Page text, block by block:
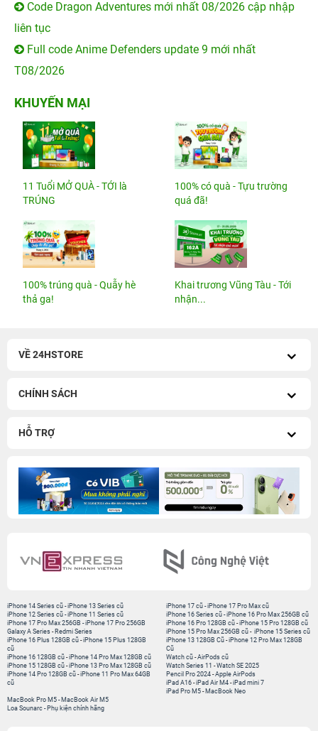
Code Dragon Adventures mới nhất 08/2026 cập nhập
liên tục
Full code Anime Defenders update 9 mới nhất
T08/2026
KHUYẾN MẠI
11 Tuổi MỞ QUÀ - TỚI là
TRÚNG
100% có quà - Tựu trường
quá đã!
100% trúng quà - Quẫy hè
thả ga!
Khai trương Vũng Tàu - Tới
nhận...
VỀ 24HSTORE
CHÍNH SÁCH
HỖ TRỢ
iPhone 14 Series cũ -iPhone 13 Series cũ
iPhone 12 Series cũ -iPhone 11 Series cũ
iPhone 17 Pro Max 256GB -iPhone 17 Pro 256GB
Galaxy A Series - Redmi Series
iPhone 17 cũ -iPhone 17 Pro Max cũ
iPhone 16 Series cũ - iPhone 16 Pro Max 256GB cũ
iPhone 16 Pro 128GB cũ -iPhone 15 Pro 128GB cũ
iPhone 15 Pro Max 256GB cũ - iPhone 15 Series cũ
iPhone 16 Plus 128GB cũ -iPhone 15 Plus 128GB
cũ
iPhone 16 128GB cũ -iPhone 14 Pro Max 128GB cũ
iPhone 15 128GB cũ -iPhone 13 Pro Max 128GB cũ
iPhone 14 Pro 128GB cũ -iPhone 11 Pro Max 64GB
cũ
iPhone 13 128GB Cũ -iPhone 12 Pro Max 128GB
Cũ
Watch cũ -AirPods cũ
Watch Series 11 -Watch SE 2025
Pencil Pro 2024 -Apple AirPods
iPad A16 -iPad Air M4 -iPad mini 7
iPad Pro M5 - MacBook Neo
MacBook Pro M5 - MacBook Air M5
Loa Sounarc - Phụ kiện chính hãng